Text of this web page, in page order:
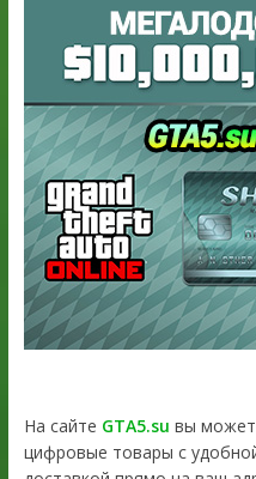
На сайте GTA5.su вы
цифровые товары с